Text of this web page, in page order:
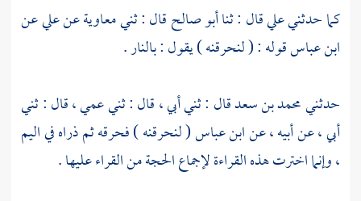
كما حدثنيعليقال : ثناأبو صالحقال : ثنيمعاويةعنعليعن
ابن عباسقوله : ( لنحرقنه ) يقول : بالنار .
حدثنيمحمد بن سعدقال : ثني أبي ، قال : ثني عمي ، قال : ثني
أبي ، عن أبيه ، عنابن عباس( لنحرقنه ) فحرقه ثم ذراه في اليم
، وإنما اخترت هذه القراءة لإجماع الحجة من القراء عليها .